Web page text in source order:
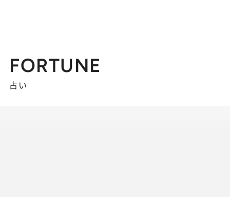
FORTUNE
占い